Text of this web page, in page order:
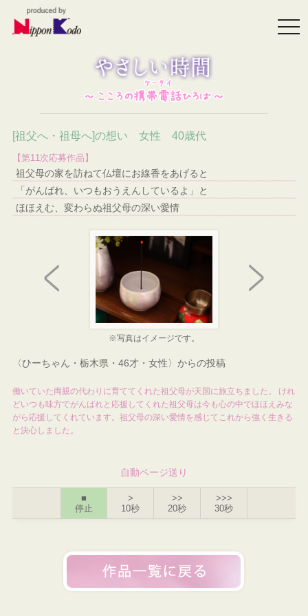
[祖父へ・祖母へ]の想い 女性 40歳代
【第11次応募作品】
祖父母の家を訪ねて仏壇にお線香をあげると
「がんばれ、いつもおうえんしているよ」と
ほほえむ、変わらぬ祖父母の深い愛情
※写真はイメージです。
〈ひーちゃん・栃木県・46才・女性〉からの投稿
働いていた両親の代わりに育ててくれた祖父母が天国に旅立ちました。 けれ
どいつも味方でがんばれと応援してくれた祖父母は今も心の中でほほえみな
がら応援してくれています。祖父母の深い愛情を感じてこれから強く生きる
と決心しました。
自動ページ送り
■
停止
>
10秒
>>
20秒
>>>
30秒